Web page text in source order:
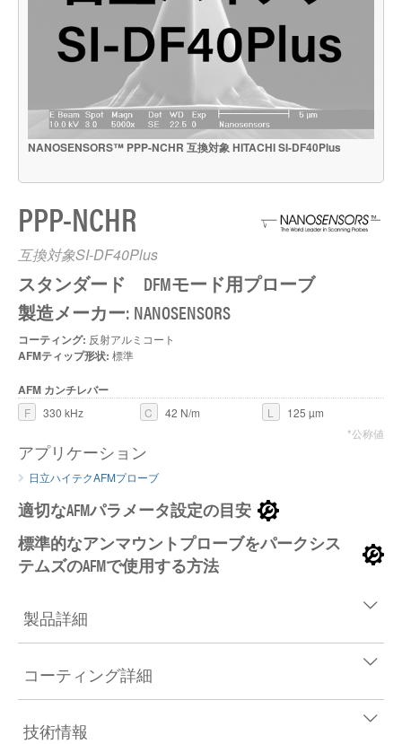
NANOSENSORS™ PPP-NCHR 互換対象 HITACHI SI-DF40Plus
PPP-NCHR
互換対象SI-DF40Plus
スタンダード DFMモード用プローブ
製造メーカー: NANOSENSORS
コーティング: 反射アルミコート
AFMティップ形状: 標準
AFM カンチレバー
F 330 kHz C 42 N/m L
125 µm
*公称値
アプリケーション
日立ハイテクAFMプローブ
適切なAFMパラメータ設定の目安
標準的なアンマウントプローブをパークシス
テムズのAFMで使用する方法
製品詳細
コーティング詳細
技術情報